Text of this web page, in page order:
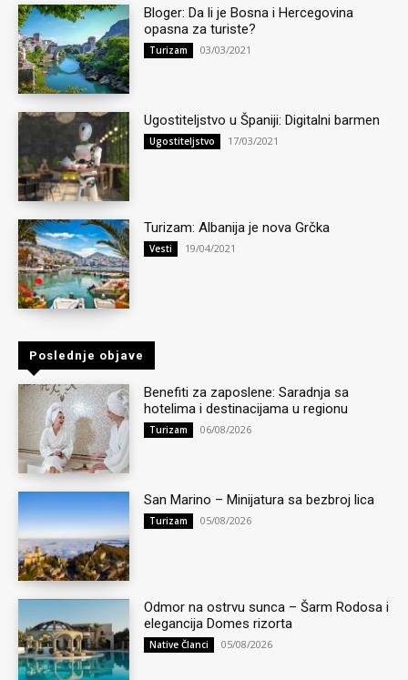
Bloger: Da li je Bosna i Hercegovina
opasna za turiste?
Turizam 03/03/2021
Ugostiteljstvo u Španiji: Digitalni barmen
Ugostiteljstvo 17/03/2021
Turizam: Albanija je nova Grčka
Vesti 19/04/2021
Poslednje objave
Benefiti za zaposlene: Saradnja sa
hotelima i destinacijama u regionu
Turizam 06/08/2026
San Marino – Minijatura sa bezbroj lica
Turizam 05/08/2026
Odmor na ostrvu sunca – Šarm Rodosa i
elegancija Domes rizorta
Native Članci 05/08/2026